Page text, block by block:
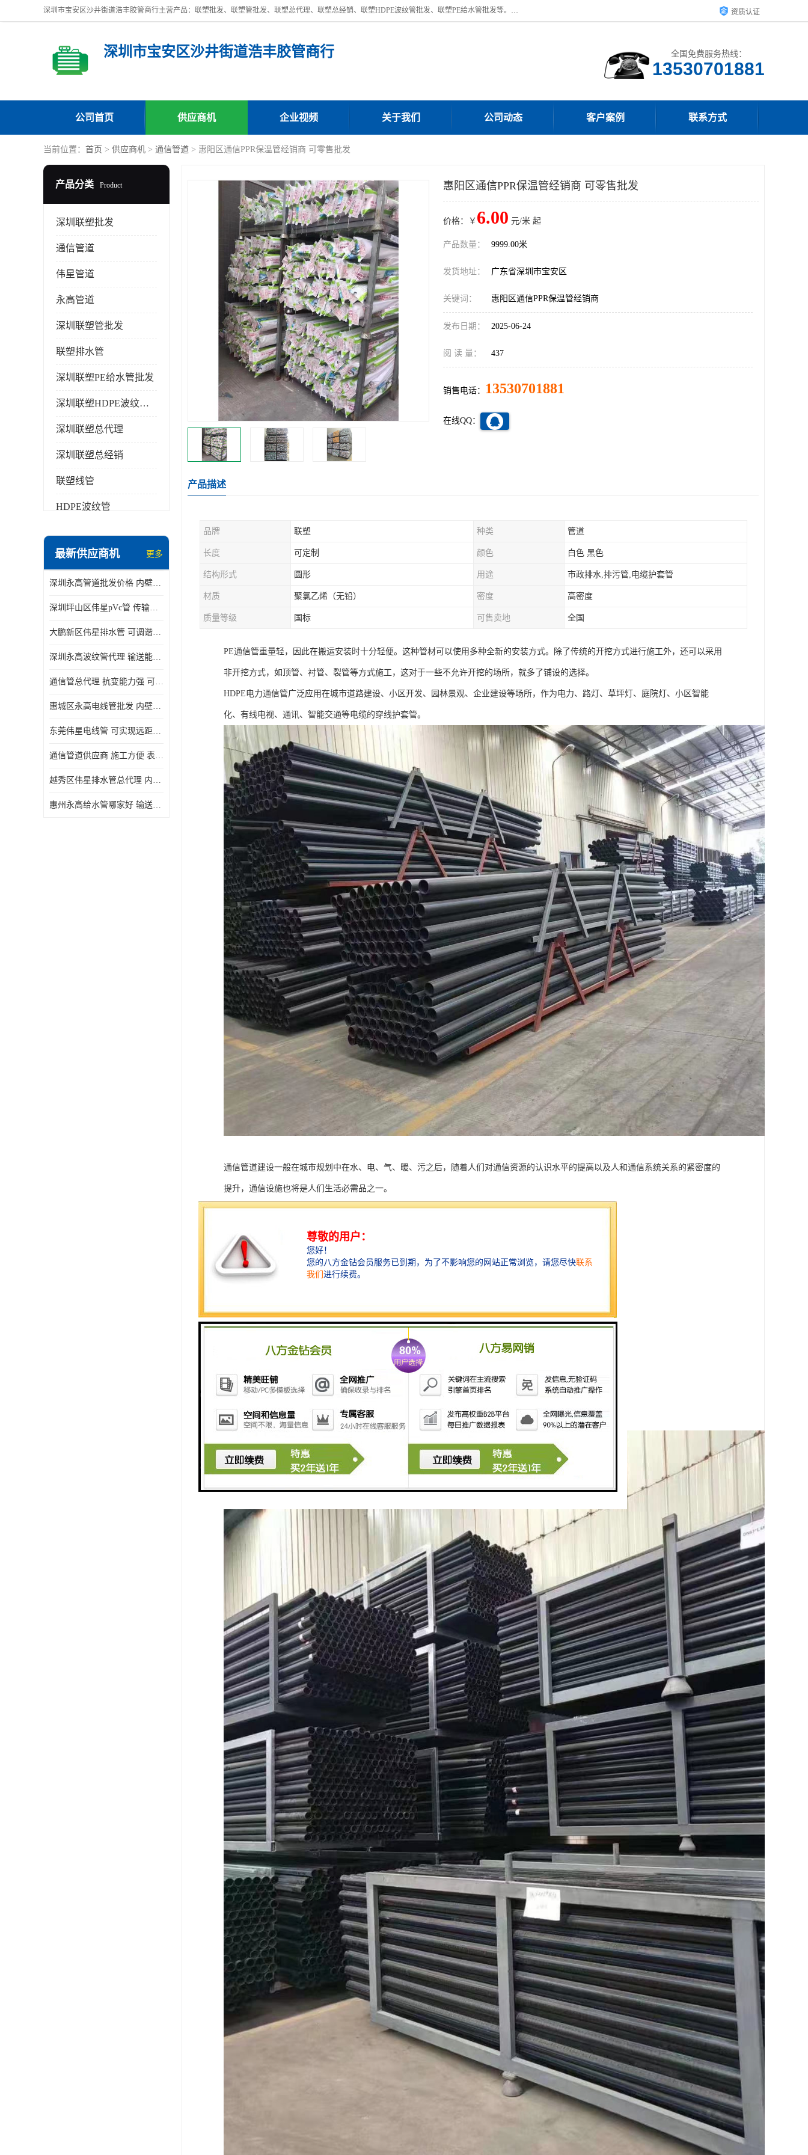
深圳市宝安区沙井街道浩丰胶管商行主营产品：联塑批发、联塑管批发、联塑总代理、联塑总经销、联塑HDPE波纹管批发、联塑PE给水管批发等。凭借服务以及多年的勤奋拼搏，发展成为一家销售各种管材管件，绝缘电工套管及配件等系列产品的贸易公司。公司秉承“顾客至上，锐意进取”的经营理念，坚持“客户至上”原则为广大客户提供的服务。欢迎惠顾！ 资质认证
深圳市宝安区沙井街道浩丰胶管商行 全国免费服务热线：
公司首页 供应商机 企业视频 关于我们 公司动态 客户案例 联系方式
当前位置： 首页 > 供应商机 > 通信管道 > 惠阳区通信PPR保温管经销商 可零售批发
产品分类 Product
深圳联塑批发
通信管道
伟星管道
永高管道
深圳联塑管批发
联塑排水管
深圳联塑PE给水管批发
深圳联塑HDPE波纹管批发
深圳联塑总代理
深圳联塑总经销
联塑线管
HDPE波纹管
最新供应商机 更多
深圳永高管道批发价格 内壁光滑 抗震性能好
深圳坪山区伟星pVc管 传输损耗小 频率稳定性好
大鹏新区伟星排水管 可调谐性好 大功率 效率高
深圳永高波纹管代理 输送能力强 可以承受高温
通信管总代理 抗变能力强 可耐强震 扭曲
惠城区永高电线管批发 内壁光滑 抗震性能好
东莞伟星电线管 可实现远距离通信 频率稳定性好
通信管道供应商 施工方便 表面电阻系数大
越秀区伟星排水管总代理 内部表面光滑 大功率 效率高
惠州永高给水管哪家好 输送能力强 方便施工和运输
惠阳区通信PPR保温管经销商 可零售批发
价格：￥ 6.00 元/米 起
产品数量： 9999.00米
发货地址： 广东省深圳市宝安区
关键词： 惠阳区通信PPR保温管经销商
发布日期： 2025-06-24
阅 读 量： 437
销售电话： 13530701881
在线QQ：
产品描述
品牌 联塑 种类 管道
长度 可定制 颜色 白色 黑色
结构形式 圆形 用途 市政排水,排污管,电缆护套管
材质 聚氯乙烯（无铅） 密度 高密度
质量等级 国标 可售卖地 全国
PE通信管重量轻，因此在搬运安装时十分轻便。这种管材可以使用多种全新的安装方式。除了传统的开挖方式进行施工外，还可以采用
非开挖方式，如顶管、衬管、裂管等方式施工，这对于一些不允许开挖的场所，就多了铺设的选择。
HDPE电力通信管广泛应用在城市道路建设、小区开发、园林景观、企业建设等场所，作为电力、路灯、草坪灯、庭院灯、小区智能
化、有线电视、通讯、智能交通等电缆的穿线护套管。
通信管道建设一般在城市规划中在水、电、气、暖、污之后，随着人们对通信资源的认识水平的提高以及人和通信系统关系的紧密度的
提升，通信设施也将是人们生活必需品之一。
（1）在满足设计的前提下，选择建在主干网络资源通过的路由上。
（2）为了减少架空杆路，要充分考虑建设分路建设管道、提高管道路网的灵活性。
（3）结合城市发展规划，根据城市市政门的规划和分配，进行合理的建设。
（4）优先利用和结合原有管线资源，降低建设投资规模，提高资源使用率。
（6）对地基有明显影响的地段不适宜建设管道。主要有河流、沉降地段、沼泽、沙质土壤、水位高等地段。
（8）管道建设必须经过现场勘验，必须保持与其他建筑物或设施保持足够的净距。
（9）管道建设必须保持一定的坡度，便于排出影响管道安全的异物。
（10）管道的埋深应该结合两侧人井的高度，但高度差要保持在合理的范围内。
（11）管道段不得出现S弯和U弯。一个段长要控制在100米左右。弯曲管道段曲率半径一般不小于36米。